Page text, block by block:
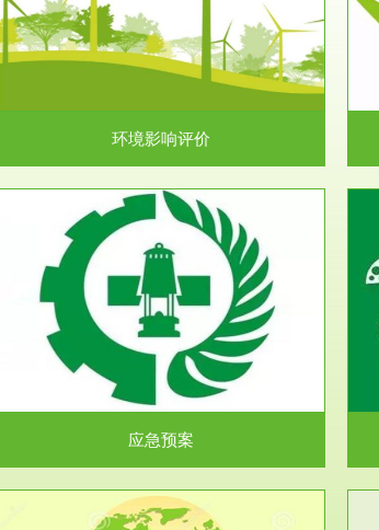
环境影响评价
环保竣工验收
根据《建设项目环境保护管理条例》第十七条 编
制环境影响报告书、...
应急预案
服务范围
清洁生产审核
根据《中华人民共和国清洁生产促进法》、《清
洁生产审核暂行办法...